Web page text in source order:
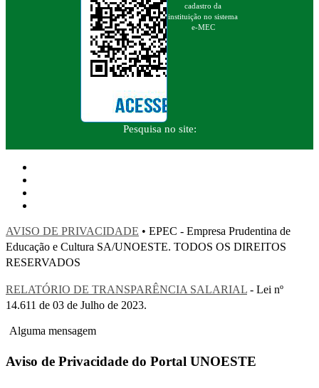
cadastro da
instituição no sistema
e-MEC
Pesquisa no site:
AVISO DE PRIVACIDADE • EPEC - Empresa Prudentina de
Educação e Cultura SA/UNOESTE. TODOS OS DIREITOS
RESERVADOS
RELATÓRIO DE TRANSPARÊNCIA SALARIAL - Lei nº
14.611 de 03 de Julho de 2023.
Alguma mensagem
Aviso de Privacidade do Portal UNOESTE